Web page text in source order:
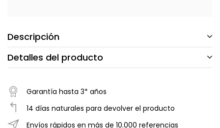
Descripción
Detalles del producto
Garantía hasta 3* años
14 días naturales para devolver el producto
Envíos rápidos en más de 10.000 referencias